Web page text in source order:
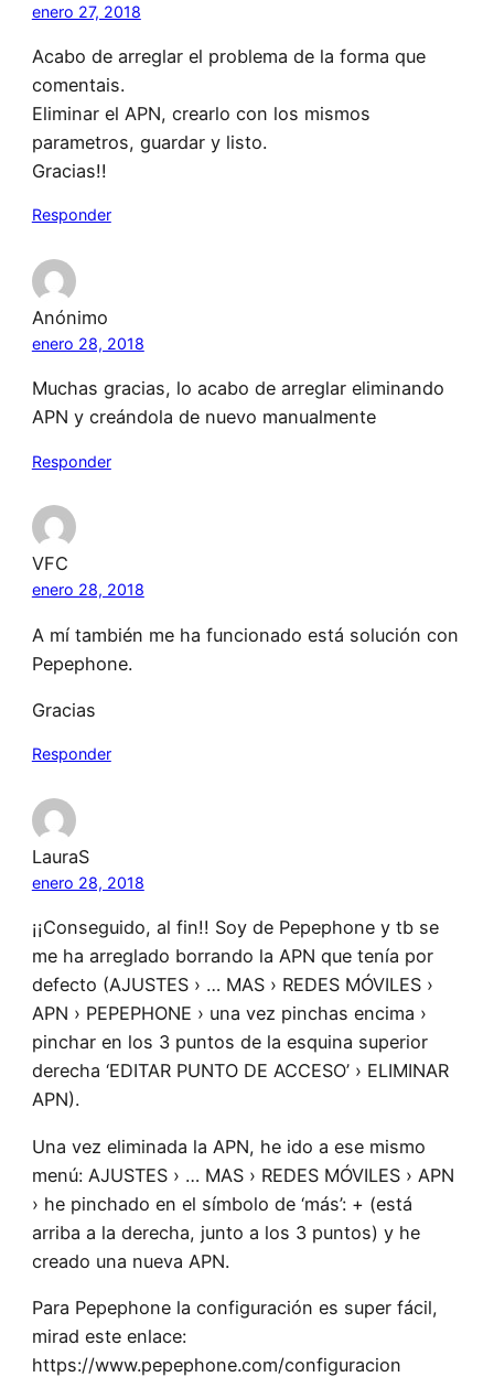
enero 27, 2018
Acabo de arreglar el problema de la forma que
comentais.
Eliminar el APN, crearlo con los mismos
parametros, guardar y listo.
Gracias!!
Responder
Anónimo
enero 28, 2018
Muchas gracias, lo acabo de arreglar eliminando
APN y creándola de nuevo manualmente
Responder
VFC
enero 28, 2018
A mí también me ha funcionado está solución con
Pepephone.
Gracias
Responder
LauraS
enero 28, 2018
¡¡Conseguido, al fin!! Soy de Pepephone y tb se
me ha arreglado borrando la APN que tenía por
defecto (AJUSTES › … MAS › REDES MÓVILES ›
APN › PEPEPHONE › una vez pinchas encima ›
pinchar en los 3 puntos de la esquina superior
derecha ‘EDITAR PUNTO DE ACCESO’ › ELIMINAR
APN).
Una vez eliminada la APN, he ido a ese mismo
menú: AJUSTES › … MAS › REDES MÓVILES › APN
› he pinchado en el símbolo de ‘más’: + (está
arriba a la derecha, junto a los 3 puntos) y he
creado una nueva APN.
Para Pepephone la configuración es super fácil,
mirad este enlace:
https://www.pepephone.com/configuracion